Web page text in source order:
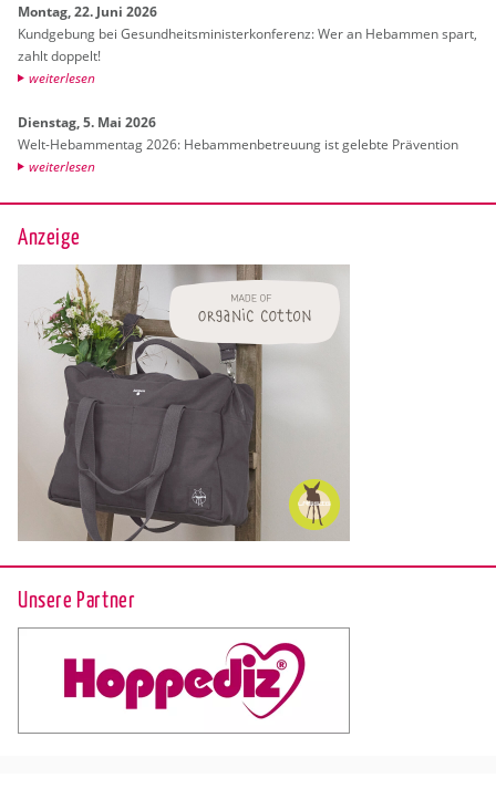
Mon­tag, 22. Juni 2026
Kund­ge­bung bei Ge­sund­heits­mi­nis­ter­kon­fe­renz: Wer an Heb­am­men spart,
zahlt dop­pelt!
wei­ter­le­sen
Diens­tag, 5. Mai 2026
Welt-Heb­am­men­tag 2026: Heb­am­men­be­treu­ung ist ge­leb­te Prä­ven­ti­on
wei­ter­le­sen
Anzeige
Unsere Partner